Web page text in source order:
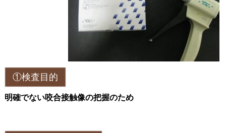
①検査目的
明確でない咬合接触像の把握のため